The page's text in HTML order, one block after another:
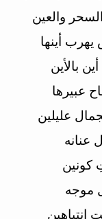
والعين
أينها
بالأين
عبيرها
عليلين
عنانه
كونين
موجه
انتباهين